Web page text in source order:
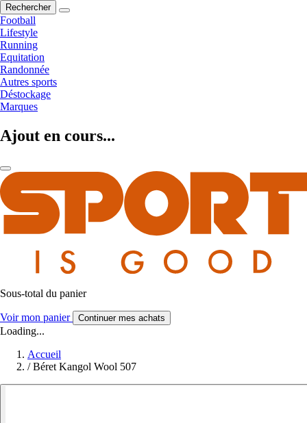
Rechercher
Football
Lifestyle
Running
Equitation
Randonnée
Autres sports
Déstockage
Marques
Ajout en cours...
Sous-total du panier
Voir mon panier Continuer mes achats
Loading...
Accueil
/ Béret Kangol Wool 507